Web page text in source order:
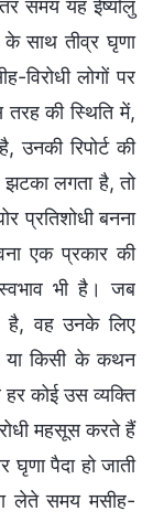
समय यह ईर्ष्यालु
के साथ तीव्र घृणा
विरोधी लोगों पर
की स्थिति में,
उनकी रिपोर्ट की
लगता है, तो
प्रतिशोधी बनना
एक प्रकार की
भी है। जब
है, वह उनके लिए
या किसी के कथन
कोई उस व्यक्ति
महसूस करते हैं
पैदा हो जाती
लेते समय मसीह-